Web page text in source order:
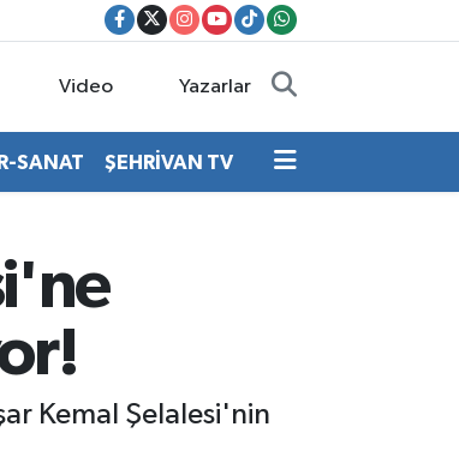
Video Yazarlar
SANAT ŞEHRİVAN TV
Kemal Şelalesi'nin